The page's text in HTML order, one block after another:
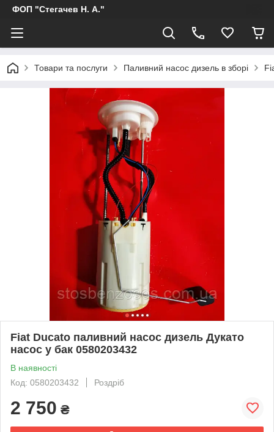
ФОП "Стегачев Н. А."
Товари та послуги Паливний насос дизель в зборі
Fiat Ducato паливний насос дизель Дукато
насос у бак 0580203432
В наявності
Код: 0580203432
Роздріб
2 750 ₴